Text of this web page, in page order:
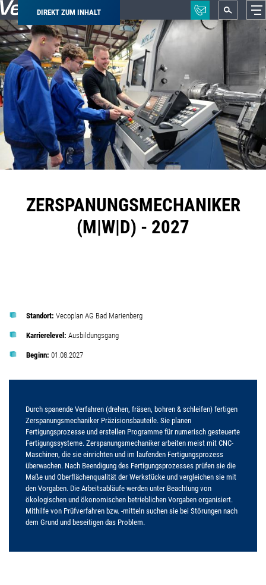
DIREKT ZUM INHALT
Pfadnavigation
ZERSPANUNGSMECHANIKER
(M|W|D) - 2027
Standort: Vecoplan AG Bad Marienberg
Karrierelevel: Ausbildungsgang
Beginn: 01.08.2027
Durch spanende Verfahren (drehen, fräsen, bohren & schleifen) fertigen
Zerspanungsmechaniker Präzisionsbauteile. Sie planen
Fertigungsprozesse und erstellen Programme für numerisch gesteuerte
Fertigungssysteme. Zerspanungsmechaniker arbeiten meist mit CNC-
Maschinen, die sie einrichten und im laufenden Fertigungsprozess
überwachen. Nach Beendigung des Fertigungsprozesses prüfen sie die
Maße und Oberflächenqualität der Werkstücke und vergleichen sie mit
den Vorgaben. Die Arbeitsabläufe werden unter Beachtung von
ökologischen und ökonomischen betrieblichen Vorgaben organisiert.
Mithilfe von Prüfverfahren bzw. -mitteln suchen sie bei Störungen nach
dem Grund und beseitigen das Problem.